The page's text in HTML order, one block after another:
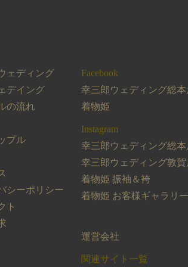
ェディング
デイング
の流れ
プル
シーポリシー
ト
Facebook
幸三郎ウェディング総本
着物姫
Instagram
幸三郎ウェディング総本
幸三郎ウェディング敦賀
着物姫 振袖＆袴
着物姫 お客様ギャラリー
運営会社
関連サイト一覧